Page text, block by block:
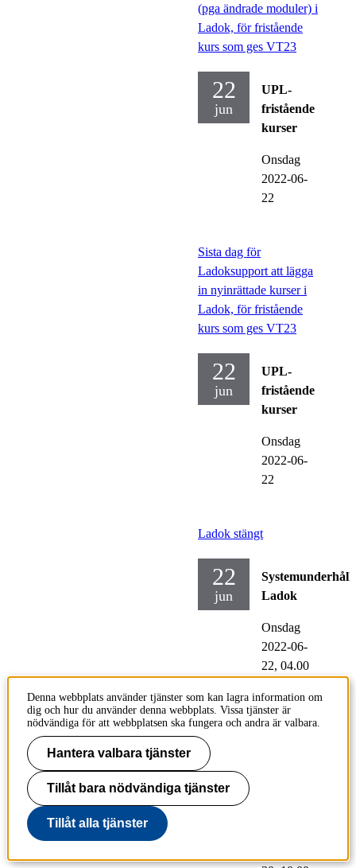
(pga ändrade moduler) i
Ladok, för fristående
kurs som ges VT23
22
jun
UPL-
fristående
kurser
Onsdag
2022-06-
22
Sista dag för
Ladoksupport att lägga
in nyinrättade kurser i
Ladok, för fristående
kurs som ges VT23
22
jun
UPL-
fristående
kurser
Onsdag
2022-06-
22
Ladok stängt
22
jun
Systemunderhåll
Ladok
Onsdag
2022-06-
22, 04.00
Avstämning efter
användarutbildning
30
Denna webbplats använder tjänster som kan lagra information om
dig och hur du använder denna webbplats. Vissa tjänster är
nödvändiga för att webbplatsen ska fungera och andra är valbara.
Hantera valbara tjänster
Tillåt bara nödvändiga tjänster
Tillåt alla tjänster